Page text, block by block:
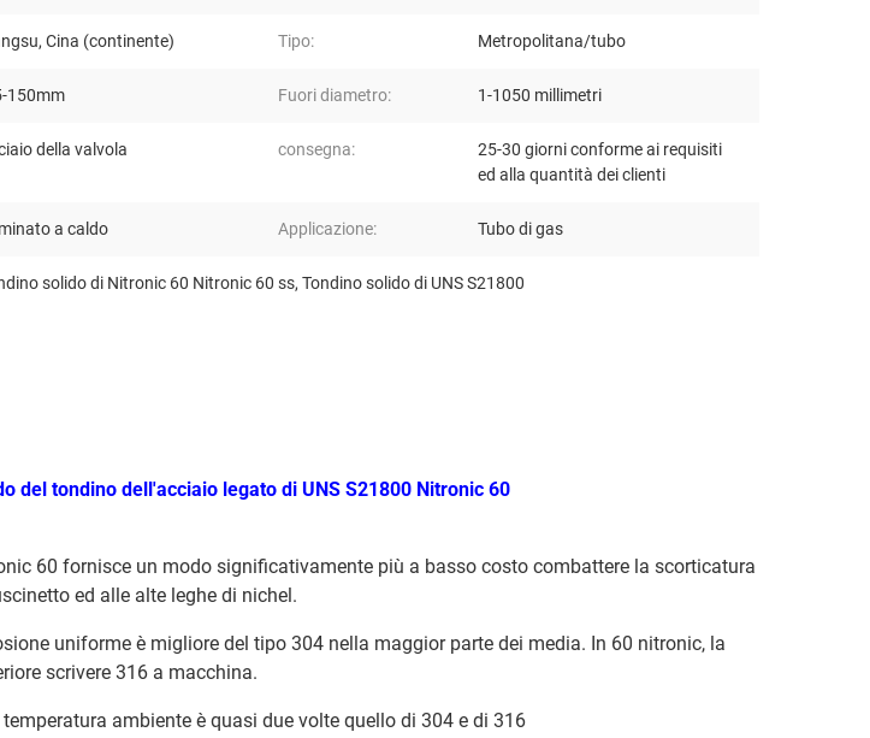
Cina (continente) Tipo: Metropolitana/tubo
150mm Fuori diametro: 1-1050 millimetri
della valvola consegna:
25-30 giorni conforme ai requisiti
ed alla quantità dei clienti
a caldo Applicazione: Tubo di gas
solido di Nitronic 60 Nitronic 60 ss, Tondino solido di UNS S21800
del tondino dell'acciaio legato di UNS S21800 Nitronic 60
60 fornisce un modo significativamente più a basso costo combattere la scorticatura
ed alle alte leghe di nichel.
uniforme è migliore del tipo 304 nella maggior parte dei media. In 60 nitronic, la
scrivere 316 a macchina.
ambiente è quasi due volte quello di 304 e di 316